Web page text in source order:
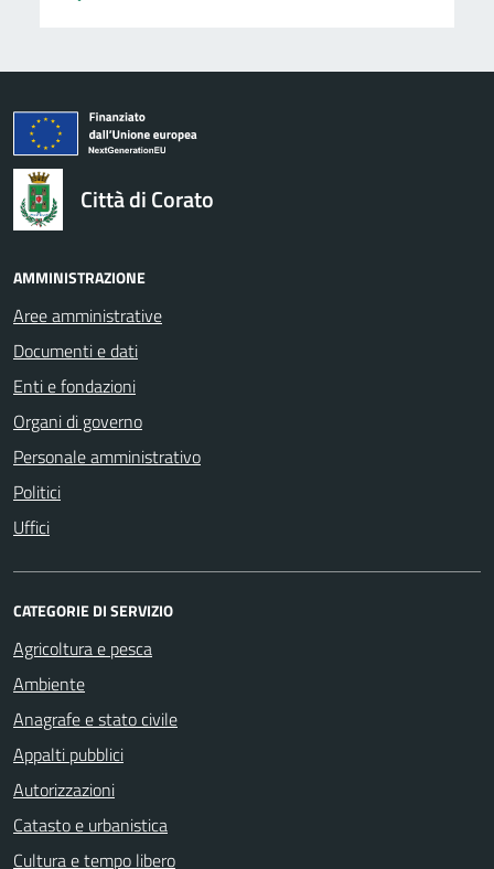
logo Unione Europea
Città di Corato
AMMINISTRAZIONE
Aree amministrative
Documenti e dati
Enti e fondazioni
Organi di governo
Personale amministrativo
Politici
Uffici
CATEGORIE DI SERVIZIO
Agricoltura e pesca
Ambiente
Anagrafe e stato civile
Appalti pubblici
Autorizzazioni
Catasto e urbanistica
Cultura e tempo libero